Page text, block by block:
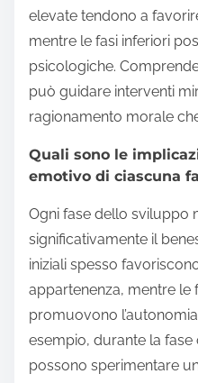
elevate tendono a
mentre le fasi inferiori
psicologiche.
può guidare interventi
ragionamento morale
Quali sono le
emotivo di ciascuna
Ogni fase dello sviluppo
significativamente il
iniziali spesso
appartenenza, mentre le
promuovono
esempio, durante la
possono sperimentare